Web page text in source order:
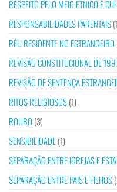
RESPEITO PELO MEIO ÉTNICO E
RESPONSABILIDADES PARENTAIS
RÉU RESIDENTE NO ESTRANGEIRO
REVISÃO CONSTITUCIONAL DE
REVISÃO DE SENTENÇA
RITOS RELIGIOSOS(1)
ROUBO (3)
SENSIBILIDADE(1)
SEPARAÇÃO ENTRE IGREJAS E
SEPARAÇÃO ENTRE PAIS E FILHOS